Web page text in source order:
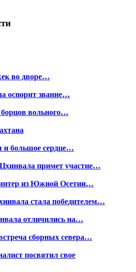
во дворе…
оспорит звание…
борцов вольного…
большое сердце…
примет участие…
из Южной Осетии…
стала победителем…
отличились на…
сборных севера…
посвятил свое